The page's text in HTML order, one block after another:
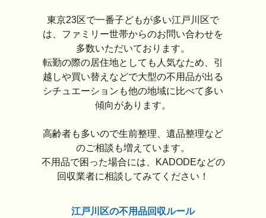
東京23区で一番子どもが多い江戸川区で
は、ファミリー世帯からのお問い合わせを
多数いただいております。
転勤の際の居住地としても人気なため、引
越しや買い替えなどで大型の不用品が出る
シチュエーションも他の地域に比べて多い
傾向があります。
高齢者も多いので生前整理、遺品整理など
のご相談も増えています。
不用品で困った場合には、KADODEなどの
回収業者に相談してみてください！
江戸川区の不用品回収ルール